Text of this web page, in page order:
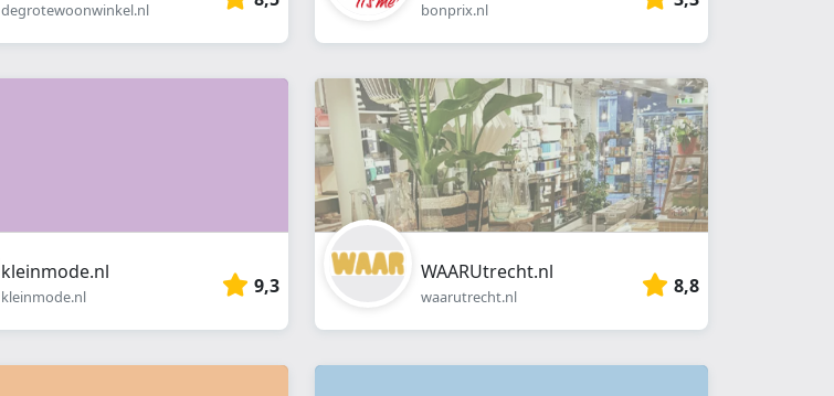
degrotewoonwinkel.nl bonprix.nl
kleinmode.nl
kleinmode.nl 9,3
WAARUtrecht.nl
waarutrecht.nl 8,8